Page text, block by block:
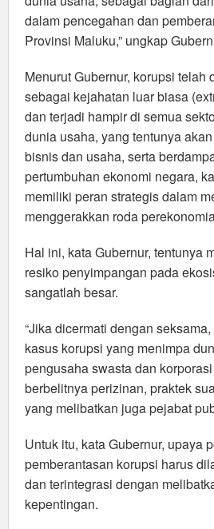
dalam pencegahan dan
Provinsi Maluku,” ungkap
Menurut Gubernur, korupsi telah
sebagai kejahatan luar biasa
dan terjadi hampir di semua
dunia usaha, yang tentunya
bisnis dan usaha, serta
pertumbuhan ekonomi negara,
memiliki peran strategis dalam
menggerakkan roda
Hal ini, kata Gubernur, tentunya
resiko penyimpangan pada
sangatlah besar.
“Jika dicermati dengan
kasus korupsi yang menimpa
pengusaha swasta dan
berbelitnya perizinan, praktek
yang melibatkan juga pejabat
Untuk itu, kata Gubernur, upaya
pemberantasan korupsi harus
dan terintegrasi dengan
kepentingan.